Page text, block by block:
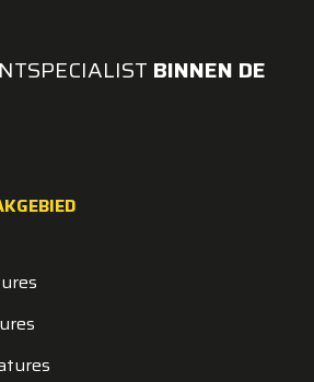
BINNEN DE